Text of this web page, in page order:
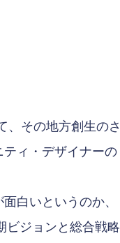
、その地方創生のさ
ィ・デザイナーの
白いというのか、
ビジョンと総合戦略